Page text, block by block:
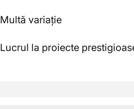
Multă variație
Lucrul la proiecte